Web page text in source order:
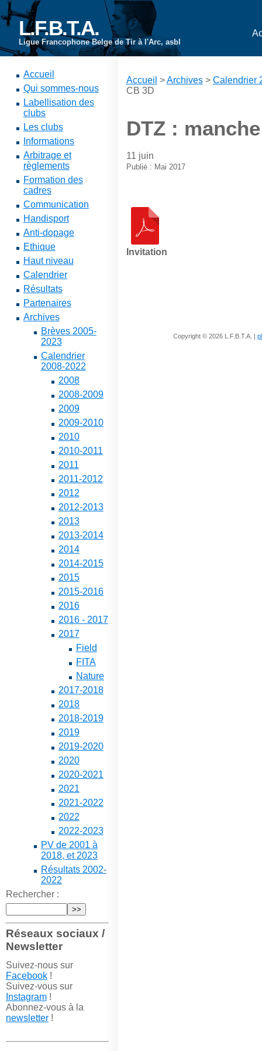
L.F.B.T.A.
Ligue Francophone Belge de Tir à l'Arc, asbl
Accueil
Qui sommes-nous
Labellisation des
clubs
Les clubs
Informations
Arbitrage et
règlements
Formation des
cadres
Communication
Handisport
Anti-dopage
Ethique
Haut niveau
Calendrier
Résultats
Partenaires
Archives
Brèves 2005-
2023
Calendrier
2008-2022
2008
2008-2009
2009
2009-2010
2010
2010-2011
2011
2011-2012
2012
2012-2013
2013
2013-2014
2014
2014-2015
2015
2015-2016
2016
2016 - 2017
2017
Field
FITA
Nature
2017-2018
2018
2018-2019
2019
2019-2020
2020
2020-2021
2021
2021-2022
2022
2022-2023
PV de 2001 à
2018, et 2023
Résultats 2002-
2022
Rechercher :
Réseaux sociaux /
Newsletter
Suivez-nous sur
Facebook!
Suivez-vous sur
Instagram!
Abonnez-vous à la
newsletter!
Accueil >Archives> Calendrier
CB 3D
DTZ :
11 juin
Publié : Mai 2017
Invitation
Copyright © 2026 L.F.B.T.A. |